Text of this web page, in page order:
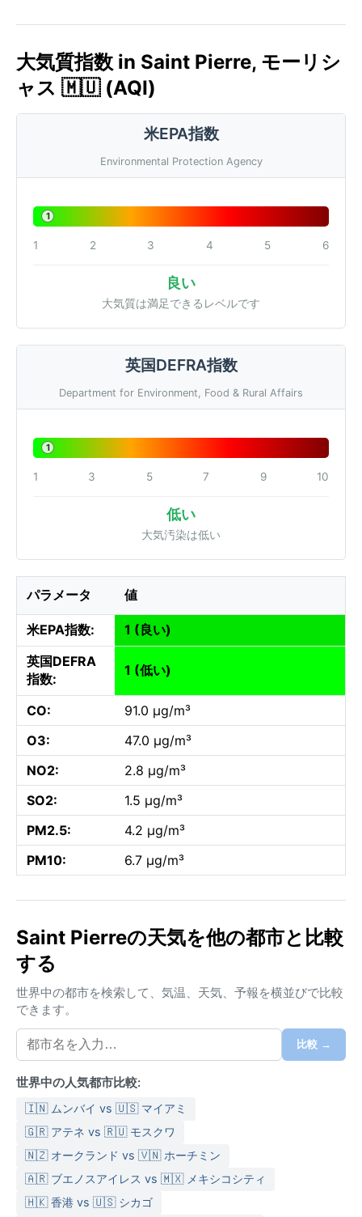
大気質指数 in Saint Pierre, モーリシ
ャス 🇲🇺 (AQI)
米EPA指数
Environmental Protection Agency
1
1 2 3 4 5 6
良い
大気質は満足できるレベルです
英国DEFRA指数
Department for Environment, Food & Rural Affairs
1
1 3 5 7 9 10
低い
大気汚染は低い
パラメータ 値
米EPA指数:
1 (良い)
英国DEFRA
指数:
1 (低い)
CO:
91.0 µg/m³
O3:
47.0 µg/m³
NO2:
2.8 µg/m³
SO2:
1.5 µg/m³
PM2.5:
4.2 µg/m³
PM10:
6.7 µg/m³
Saint Pierreの天気を他の都市と比較
する
世界中の都市を検索して、気温、天気、予報を横並びで比較
できます。
比較 →
世界中の人気都市比較:
🇮🇳 ムンバイ vs 🇺🇸 マイアミ
🇬🇷 アテネ vs 🇷🇺 モスクワ
🇳🇿 オークランド vs 🇻🇳 ホーチミン
🇦🇷 ブエノスアイレス vs 🇲🇽 メキシコシティ
🇭🇰 香港 vs 🇺🇸 シカゴ